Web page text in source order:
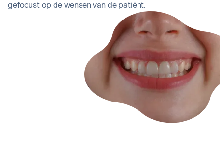
gefocust op de wensen van de patiënt.